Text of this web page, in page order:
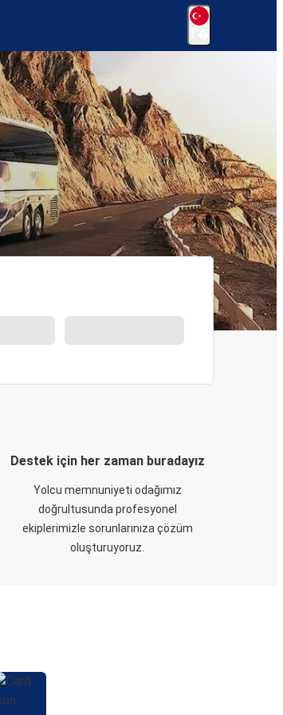
Destek için her zaman buradayız
Yolcu memnuniyeti odağımız
doğrultusunda profesyonel
ekiplerimizle sorunlarınıza çözüm
oluşturuyoruz.